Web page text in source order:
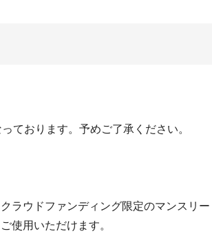
ております。予めご了承ください。
ラウドファンディング限定のマンスリー
使用いただけます。